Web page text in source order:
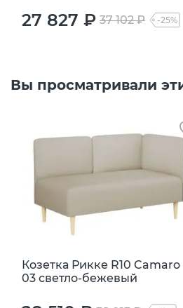
27 827 ₽ 37 102 ₽ -25%
Вы просматривали
Козетка Рикке R10 Camaro
03 светло-бежевый